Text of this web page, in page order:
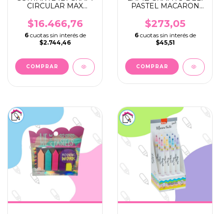
CIRCULAR MAX
CUCHILLAS
$16.466,76
6 cuotas sin interés de
$2.744,46
PASTEL MACARON
$273,05
6 cuotas sin interés de
$45,51
COMPRAR